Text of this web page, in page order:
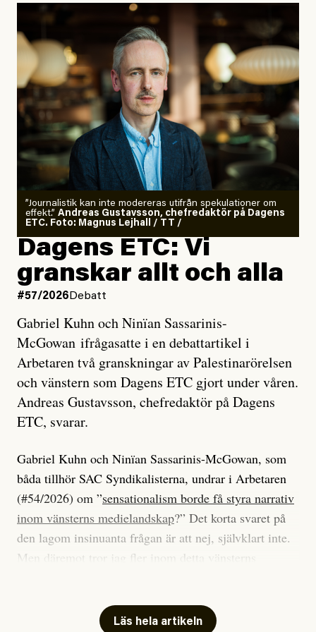
”Journalistik kan inte modereras utifrån spekulationer om
effekt.” Andreas Gustavsson, chefredaktör på Dagens
ETC. Foto: Magnus Lejhall / TT /
Dagens ETC: Vi
granskar allt och alla
#57/2026Debatt
Gabriel Kuhn och Ninïan Sassarinis-
McGowan ifrågasatte i en debattartikel i
Arbetaren två granskningar av Palestinarörelsen
och vänstern som Dagens ETC gjort under våren.
Andreas Gustavsson, chefredaktör på Dagens
ETC, svarar.
Gabriel Kuhn och Ninïan Sassarinis-McGowan, som
båda tillhör SAC Syndikalisterna, undrar i Arbetaren
(#54/2026) om ”sensationalism borde få styra narrativ
inom vänsterns medielandskap?” Det korta svaret på
den lagom insinuanta frågan är att nej, självklart inte.
Men däremot tror jag fler inom detta vänsterns
journalistik som vänder sig till många snarare än att
Läs hela artikeln